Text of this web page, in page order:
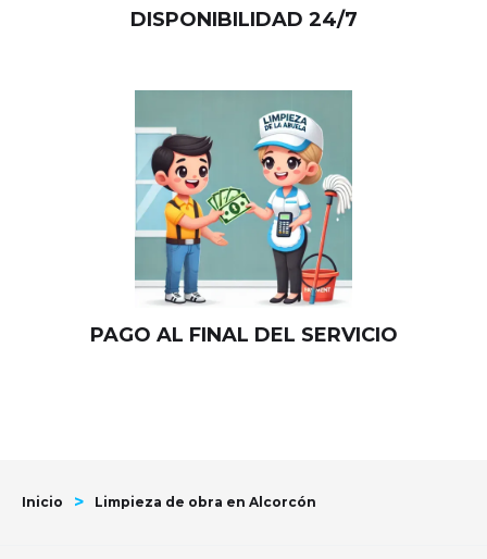
DISPONIBILIDAD 24/7
PAGO AL FINAL DEL SERVICIO
Inicio > Limpieza de obra en Alcorcón